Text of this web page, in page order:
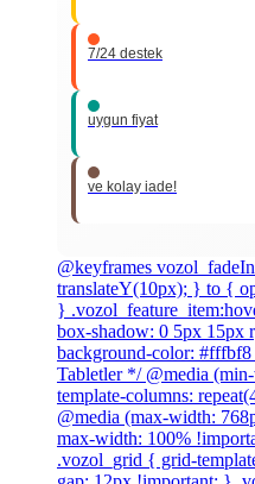
7/24 destek
uygun fiyat
ve kolay iade!
@keyframes
translateY(10px); } to {
}
box-shadow: 0 5px 15px
background-color:
Tabletler */ @media
template-columns:
@media (max-width:
max-width: 100%
.vozol_grid { grid-